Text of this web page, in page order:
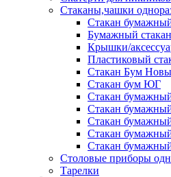
Стаканы,чашки
Cтакан
Бумажный стакан
Крышки/
Пластиковый
Стакан Бум
Стакан бум ЮГ
Стакан
Стакан
Стакан
Стакан
Стакан
Столовые приборы
Тарелки